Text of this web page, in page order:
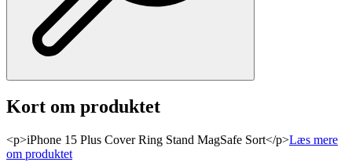
Kort om produktet
<p>iPhone 15 Plus Cover Ring Stand MagSafe Sort</p>Læs mere
om produktet